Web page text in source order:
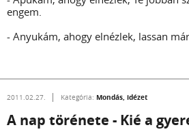
engem.
- Anyukám, ahogy elnézlek, lassan
2011.02.27. Kategória: Mondás, idézet
A nap törénete - Kié a